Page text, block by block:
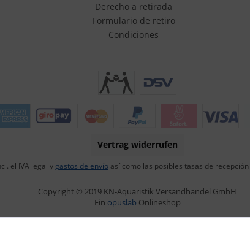
Derecho a retirada
Formulario de retiro
Condiciones
Vertrag widerrufen
el IVA legal y gastos de envío así como las posibles tasas de
Copyright © 2019 KN-Aquaristik Versandhandel GmbH
Ein opuslab Onlineshop